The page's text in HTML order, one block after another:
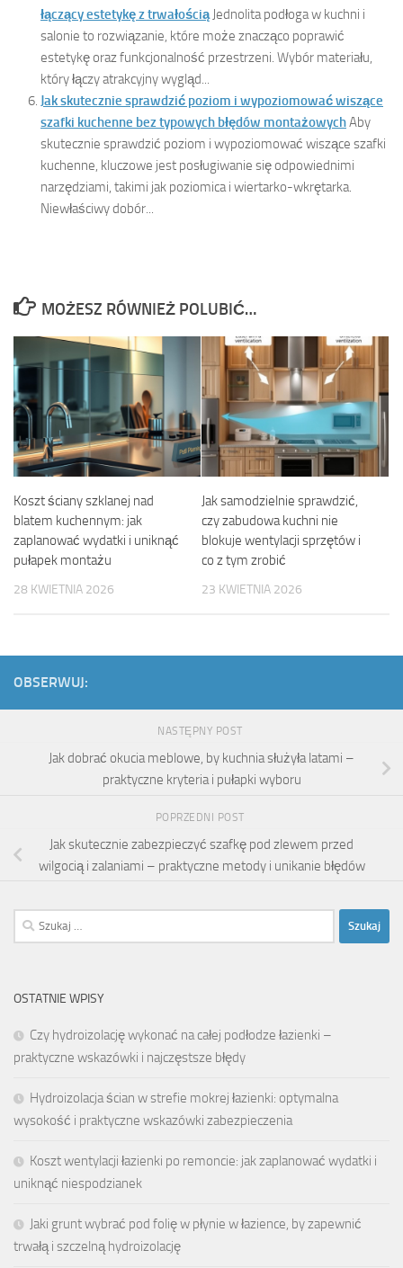
łączący estetykę z trwałością Jednolita podłoga w kuchni i
salonie to rozwiązanie, które może znacząco poprawić
estetykę oraz funkcjonalność przestrzeni. Wybór materiału,
który łączy atrakcyjny wygląd...
Jak skutecznie sprawdzić poziom i wypoziomować wiszące
szafki kuchenne bez typowych błędów montażowychAby
skutecznie sprawdzić poziom i wypoziomować wiszące szafki
kuchenne, kluczowe jest posługiwanie się odpowiednimi
narzędziami, takimi jak poziomica i wiertarko-wkrętarka.
Niewłaściwy dobór...
MOŻESZ RÓWNIEŻ POLUBIĆ…
Koszt ściany szklanej nad
blatem kuchennym: jak
zaplanować wydatki i uniknąć
pułapek montażu
28 KWIETNIA 2026
Jak samodzielnie sprawdzić,
czy zabudowa kuchni nie
blokuje wentylacji sprzętów i
co z tym zrobić
23 KWIETNIA 2026
OBSERWUJ:
NASTĘPNY POST
Jak dobrać okucia meblowe, by kuchnia służyła latami –
praktyczne kryteria i pułapki wyboru
POPRZEDNI POST
Jak skutecznie zabezpieczyć szafkę pod zlewem przed
wilgocią i zalaniami – praktyczne metody i unikanie błędów
Szukaj:
OSTATNIE WPISY
Czy hydroizolację wykonać na całej podłodze łazienki –
praktyczne wskazówki i najczęstsze błędy
Hydroizolacja ścian w strefie mokrej łazienki: optymalna
wysokość i praktyczne wskazówki zabezpieczenia
Koszt wentylacji łazienki po remoncie: jak zaplanować wydatki i
uniknąć niespodzianek
Jaki grunt wybrać pod folię w płynie w łazience, by zapewnić
trwałą i szczelną hydroizolację